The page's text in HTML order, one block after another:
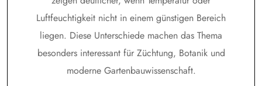
Luftfeuchtigkeit nicht in einem günstigen Bereich
liegen. Diese Unterschiede machen das Thema
besonders interessant für Züchtung, Botanik und
moderne Gartenbauwissenschaft.